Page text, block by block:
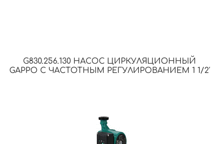
G830.256.130 НАСОС ЦИРКУЛЯЦИОННЫЙ
GAPPO С ЧАСТОТНЫМ РЕГУЛИРОВАНИЕМ 1 1/2′